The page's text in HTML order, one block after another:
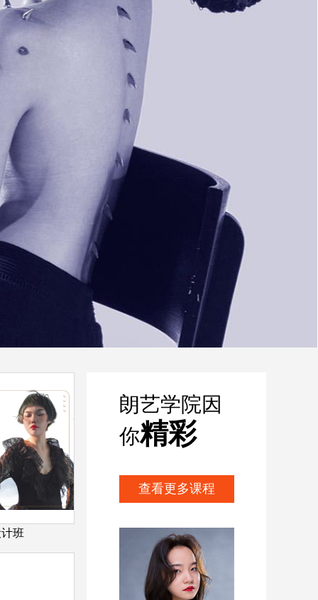
班
朗艺学院因
你精彩
查看更多课程